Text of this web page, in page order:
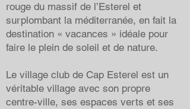
rouge du massif de l’Esterel et
surplombant la méditerranée, en fait la
destination « vacances » idéale pour
faire le plein de soleil et de nature.
Le village club de Cap Esterel est un
véritable village avec son propre
centre-ville, ses espaces verts et ses